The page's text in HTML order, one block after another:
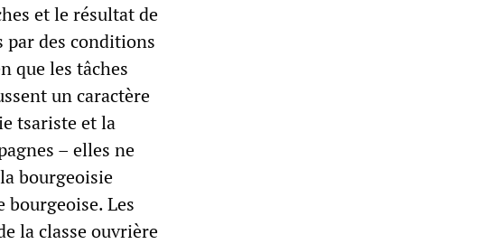
et le résultat de
des conditions
que les tâches
un caractère
tsariste et la
– elles ne
bourgeoisie
Les
la classe ouvrière